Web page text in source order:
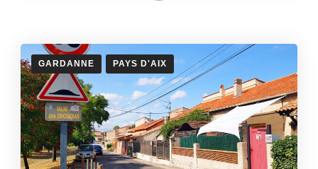
GARDANNE PAYS D'AIX